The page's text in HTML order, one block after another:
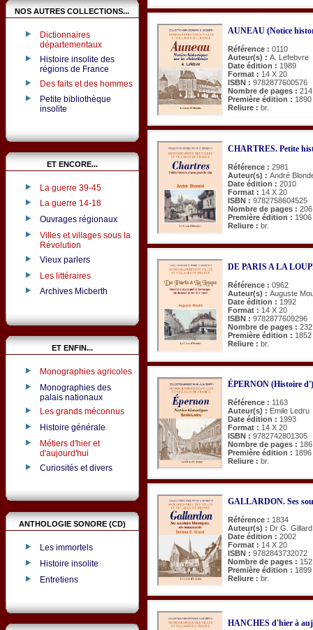
NOS AUTRES COLLECTIONS...
Dictionnaires
départementaux
Histoire insolite des
régions de France
Des faits et des hommes
Petite bibliothèque
insolite
ET ENCORE...
La guerre 39-45
La guerre 14-18
Ouvrages régionaux
Villes et villages sous la
Révolution
Vieux parlers
Les littéraires
Archives Micberth
ET ENFIN...
Monographies agricoles
Monographies des
palais nationaux
Les grands méconnus
Histoire générale
Métiers d'hier et
d'aujourd'hui
Curiosités et divers
ANTHOLOGIE SONORE (CD)
Les immortels
Histoire insolite
Entretiens
AUNEAU (Notice
Référence : 0110
Auteur(s) : A. Lefebvre
Date édition : 1989
Format : 14 X 20
ISBN : 9782877600576
Nombre de pages : 214
Première édition : 1890
Reliure : br.
CHARTRES. Petite
Référence : 2981
Auteur(s) : André
Date édition : 2010
Format : 14 X 20
ISBN : 9782758604525
Nombre de pages : 206
Première édition : 1906
Reliure : br.
DE PARIS A LA
Référence : 0962
Auteur(s) : Auguste
Date édition : 1992
Format : 14 X 20
ISBN : 9782877609296
Nombre de pages : 232
Première édition : 1852
Reliure : br.
ÉPERNON (Histoire d')
Référence : 1163
Auteur(s) : Emile Ledru
Date édition : 1993
Format : 14 X 20
ISBN : 9782742801305
Nombre de pages : 186
Première édition : 1896
Reliure : br.
GALLARDON. Ses
Référence : 1834
Auteur(s) : Dr G. Gillard
Date édition : 2002
Format : 14 X 20
ISBN : 9782843732072
Nombre de pages : 152
Première édition :
Reliure : br.
HANCHES d'hier à